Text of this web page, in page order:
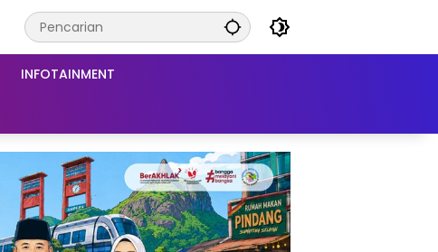
INFOTAINMENT